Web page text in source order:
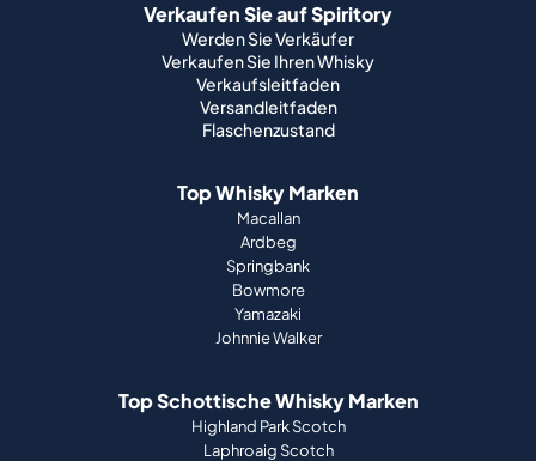
Verkaufen Sie auf Spiritory
Werden Sie Verkäufer
Verkaufen Sie Ihren Whisky
Verkaufsleitfaden
Versandleitfaden
Flaschenzustand
Top Whisky Marken
Macallan
Ardbeg
Springbank
Bowmore
Yamazaki
Johnnie Walker
Top Schottische Whisky Marken
Highland Park Scotch
Laphroaig Scotch